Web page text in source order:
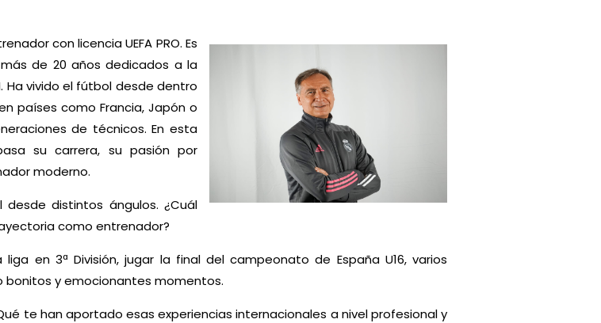
con licencia UEFA PRO. Es
de 20 años dedicados a la
Ha vivido el fútbol desde dentro
países como Francia, Japón o
de técnicos. En esta
su carrera, su pasión por
moderno.
distintos ángulos. ¿Cuál
como entrenador?
en 3ª División, jugar la final del campeonato de España U16, varios
bonitos y emocionantes momentos.
te han aportado esas experiencias internacionales a nivel profesional y